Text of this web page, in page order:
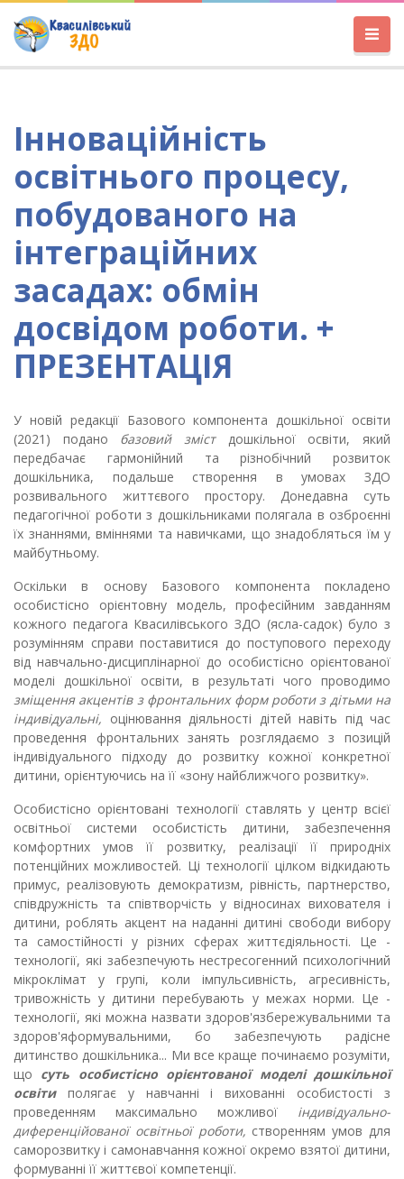
Інноваційність
освітнього процесу,
побудованого на
інтеграційних
засадах: обмін
досвідом роботи. +
ПРЕЗЕНТАЦІЯ
У новій редакції Базового компонента дошкільної освіти
(2021) подано базовий змістдошкільної освіти, який
передбачає гармонійний та різнобічний розвиток
дошкільника, подальше створення в умовах ЗДО
розвивального життєвого простору. Донедавна суть
педагогічної роботи з дошкільниками полягала в озброєнні
їх знаннями, вміннями та навичками, що знадобляться їм у
майбутньому.
Оскільки в основу Базового компонента покладено
особистісно орієнтовну модель, професійним завданням
кожного педагога Квасилівського ЗДО (ясла-садок) було з
розумінням справи поставитися до поступового переходу
від навчально-дисциплінарної до особистісно орієнтованої
моделі дошкільної освіти, в результаті чого проводимо
зміщення акцентів з фронтальних форм роботи з дітьми на
індивідуальні, оцінювання діяльності дітей навіть під час
проведення фронтальних занять розглядаємо з позицій
індивідуального підходу до розвитку кожної конкретної
дитини, орієнтуючись на її «зону найближчого розвитку».
Особистісно орієнтовані технології ставлять у центр всієї
освітньої системи особистість дитини, забезпечення
комфортних умов її розвитку, реалізації її природніх
потенційних можливостей. Ці технології цілком відкидають
примус, реалізовують демократизм, рівність, партнерство,
співдружність та співтворчість у відносинах вихователя і
дитини, роблять акцент на наданні дитині свободи вибору
та самостійності у різних сферах життєдіяльності. Це -
технології, які забезпечують нестресогенний психологічний
мікроклімат у групі, коли імпульсивність, агресивність,
тривожність у дитини перебувають у межах норми. Це -
технології, які можна назвати здоров'язбережувальними та
здоров'яформувальними, бо забезпечують радісне
дитинство дошкільника... Ми все краще починаємо розуміти,
що суть особистісно орієнтованої моделі дошкільної
освітиполягає у навчанні і вихованні особистості з
проведенням максимально можливої індивідуально-
диференційованої освітньої роботи, створенням умов для
саморозвитку і самонавчання кожної окремо взятої дитини,
формуванні її життєвої компетенції.